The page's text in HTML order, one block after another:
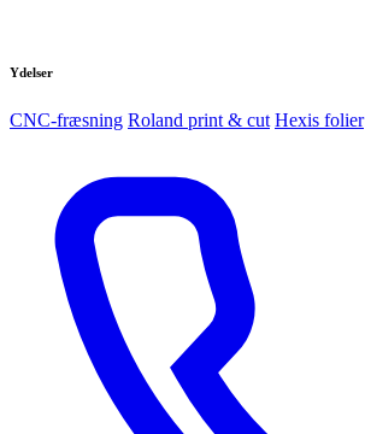
Ydelser
CNC-fræsning Roland print & cut Hexis folier